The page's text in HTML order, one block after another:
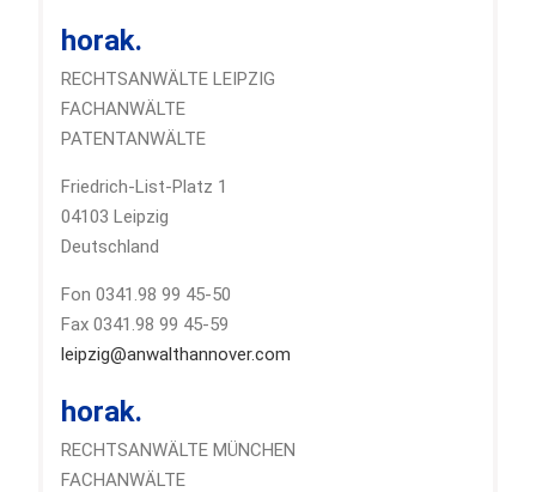
horak.
RECHTSANWÄLTE LEIPZIG
FACHANWÄLTE
PATENTANWÄLTE
Friedrich-List-Platz 1
04103 Leipzig
Deutschland
Fon 0341.98 99 45-50
Fax 0341.98 99 45-59
leipzig@anwalthannover.com
horak.
RECHTSANWÄLTE MÜNCHEN
FACHANWÄLTE